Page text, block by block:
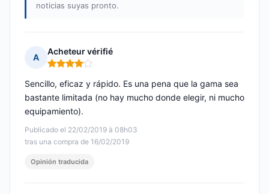
noticias suyas pronto.
A
Acheteur vérifié
Nota: 4 de 5
Publicado el 22/02/2019 à 08h03
tras una compra de 16/02/2019
Sencillo, eficaz y rápido. Es una pena que la gama sea
bastante limitada (no hay mucho donde elegir, ni mucho
equipamiento).
Opinión traducida